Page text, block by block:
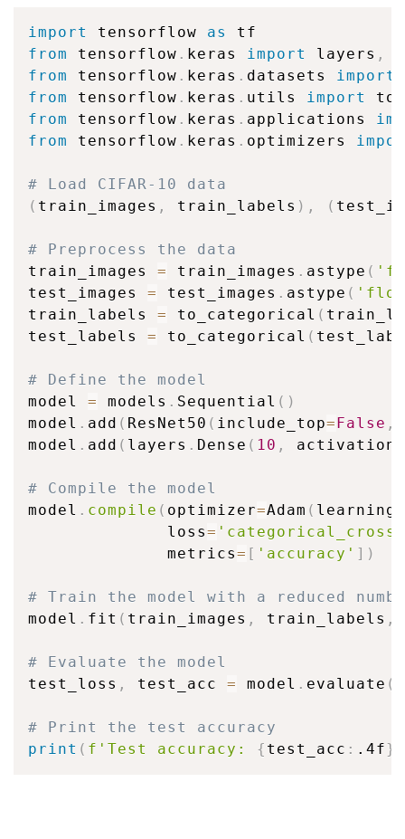
import tensorflow as
from
tensorflow . keras import layers ,
from
tensorflow . keras . datasets
import
from
tensorflow . keras . utils
import
from
tensorflow . keras . applications
from
tensorflow . keras . optimizers
# Load CIFAR-10 data
( train_images , train_labels ) , (
# Preprocess the data
train_images = train_images . astype (
test_images = test_images . astype (
train_labels = to_categorical (
test_labels = to_categorical (
# Define the model
model = models . Sequential ( )
model . add ( ResNet50 ( include_top=False ,
model . add ( layers . Dense ( 10 , activation
# Compile the model
model . compile ( optimizer=Adam (
              loss
=
              metrics
= [ 'accuracy' ] )
# Train the model with a reduced
model . fit ( train_images , train_labels ,
# Evaluate the model
test_loss , test_acc = model . evaluate (
# Print the test accuracy
print ( f'Test accuracy: { test_acc : .4f}